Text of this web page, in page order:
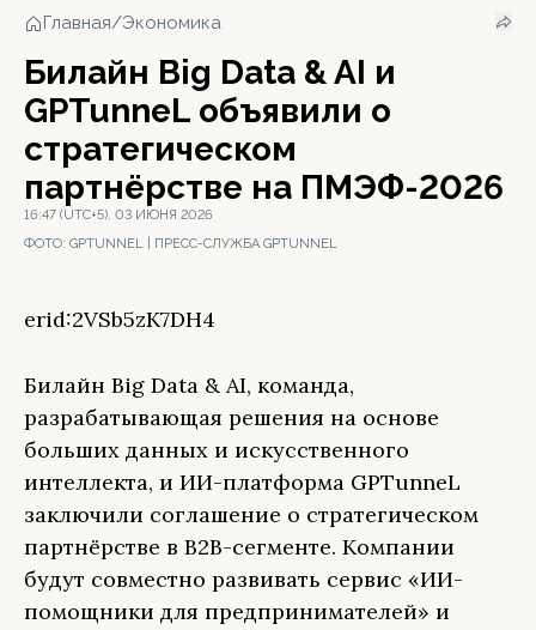
Главная/Экономика
Билайн Big Data & AI и
GPTunneL объявили о
стратегическом
партнёрстве на ПМЭФ-2026
16:47 (UTC+5), 03 ИЮНЯ 2026
ФОТО: GPTUNNEL | ПРЕСС-СЛУЖБА GPTUNNEL
erid:2VSb5zK7DH4
Билайн Big Data & AI, команда,
разрабатывающая решения на основе
больших данных и искусственного
интеллекта, и ИИ-платформа GPTunneL
заключили соглашение о стратегическом
партнёрстве в B2B-сегменте. Компании
будут совместно развивать сервис «ИИ-
помощники для предпринимателей» и